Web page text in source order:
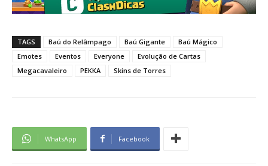
TAGS Baú do Relâmpago Baú Gigante
Baú Mágico
Emotes
Eventos Everyone
Evolução de Cartas
Megacavaleiro
PEKKA Skins de Torres
WhatsApp Facebook